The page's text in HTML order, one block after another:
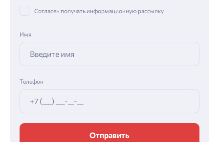
Согласен получать информационную рассылку
Имя
Телефон
Отправить